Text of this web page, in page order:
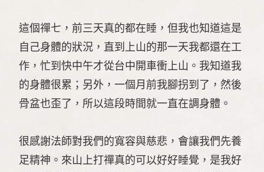
這個禪七，前三天真的都在睡，但我也知道這是
自己身體的狀況，直到上山的那一天我都還在工
作，忙到快中午才從台中開車衝上山。我知道我
的身體很累；另外，一個月前我腳拐到了，然後
骨盆也歪了，所以這段時間就一直在調身體。
很感謝法師對我們的寬容與慈悲，會讓我們先養
足精神。來山上打禪真的可以好好睡覺，是我好